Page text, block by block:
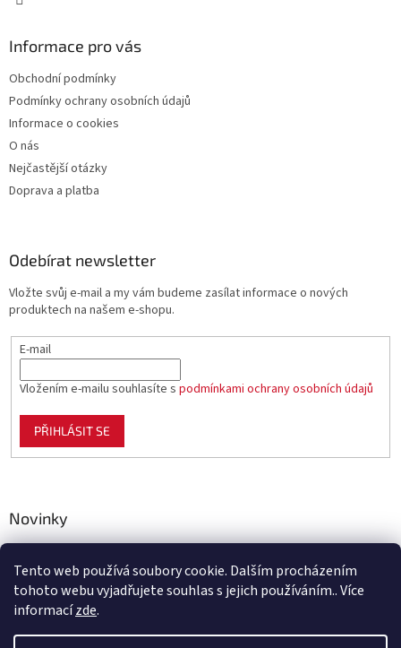
Tento web používá soubory cookie. Dalším procházením
tohoto webu vyjadřujete souhlas s jejich používáním.. Více
informacízde.
Informace pro vás
Obchodní podmínky
Podmínky ochrany osobních údajů
Informace o cookies
O nás
Nejčastější otázky
Doprava a platba
Odebírat newsletter
Vložte svůj e-mail a my vám budeme zasílat informace o nových
produktech na našem e-shopu.
E-mail
Vložením e-mailu souhlasíte s podmínkami ochrany osobních údajů
PŘIHLÁSIT SE
Novinky
zahradu, chov i domácnost